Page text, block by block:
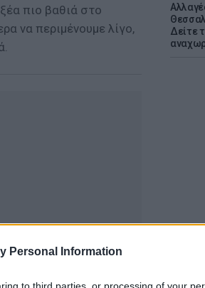
Personal Information
to third parties, or processing of your
Δείτε
πιο βαθιά στο
να περιμένουμε λίγο,
μάθετε πρώτοιτα